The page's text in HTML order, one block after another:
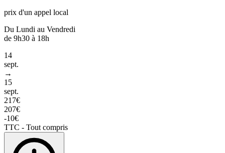
prix d'un appel local
Du Lundi au Vendredi
de 9h30 à 18h
14
sept.
→
15
sept.
217€
207€
-10€
TTC - Tout compris